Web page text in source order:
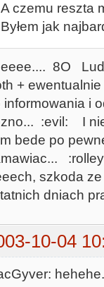
A czemu reszta
Byłem jak
8O
+
informowania i
:evil: I
bede po
szkoda
dniach
10-04